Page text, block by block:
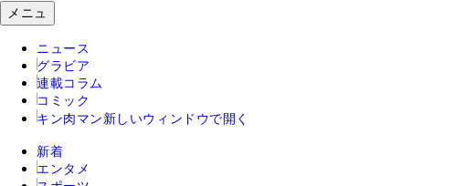
メニュ
ニュース
グラビア
連載コラム
コミック
キン肉マン 新しいウィンドウで開く
新着
エンタメ